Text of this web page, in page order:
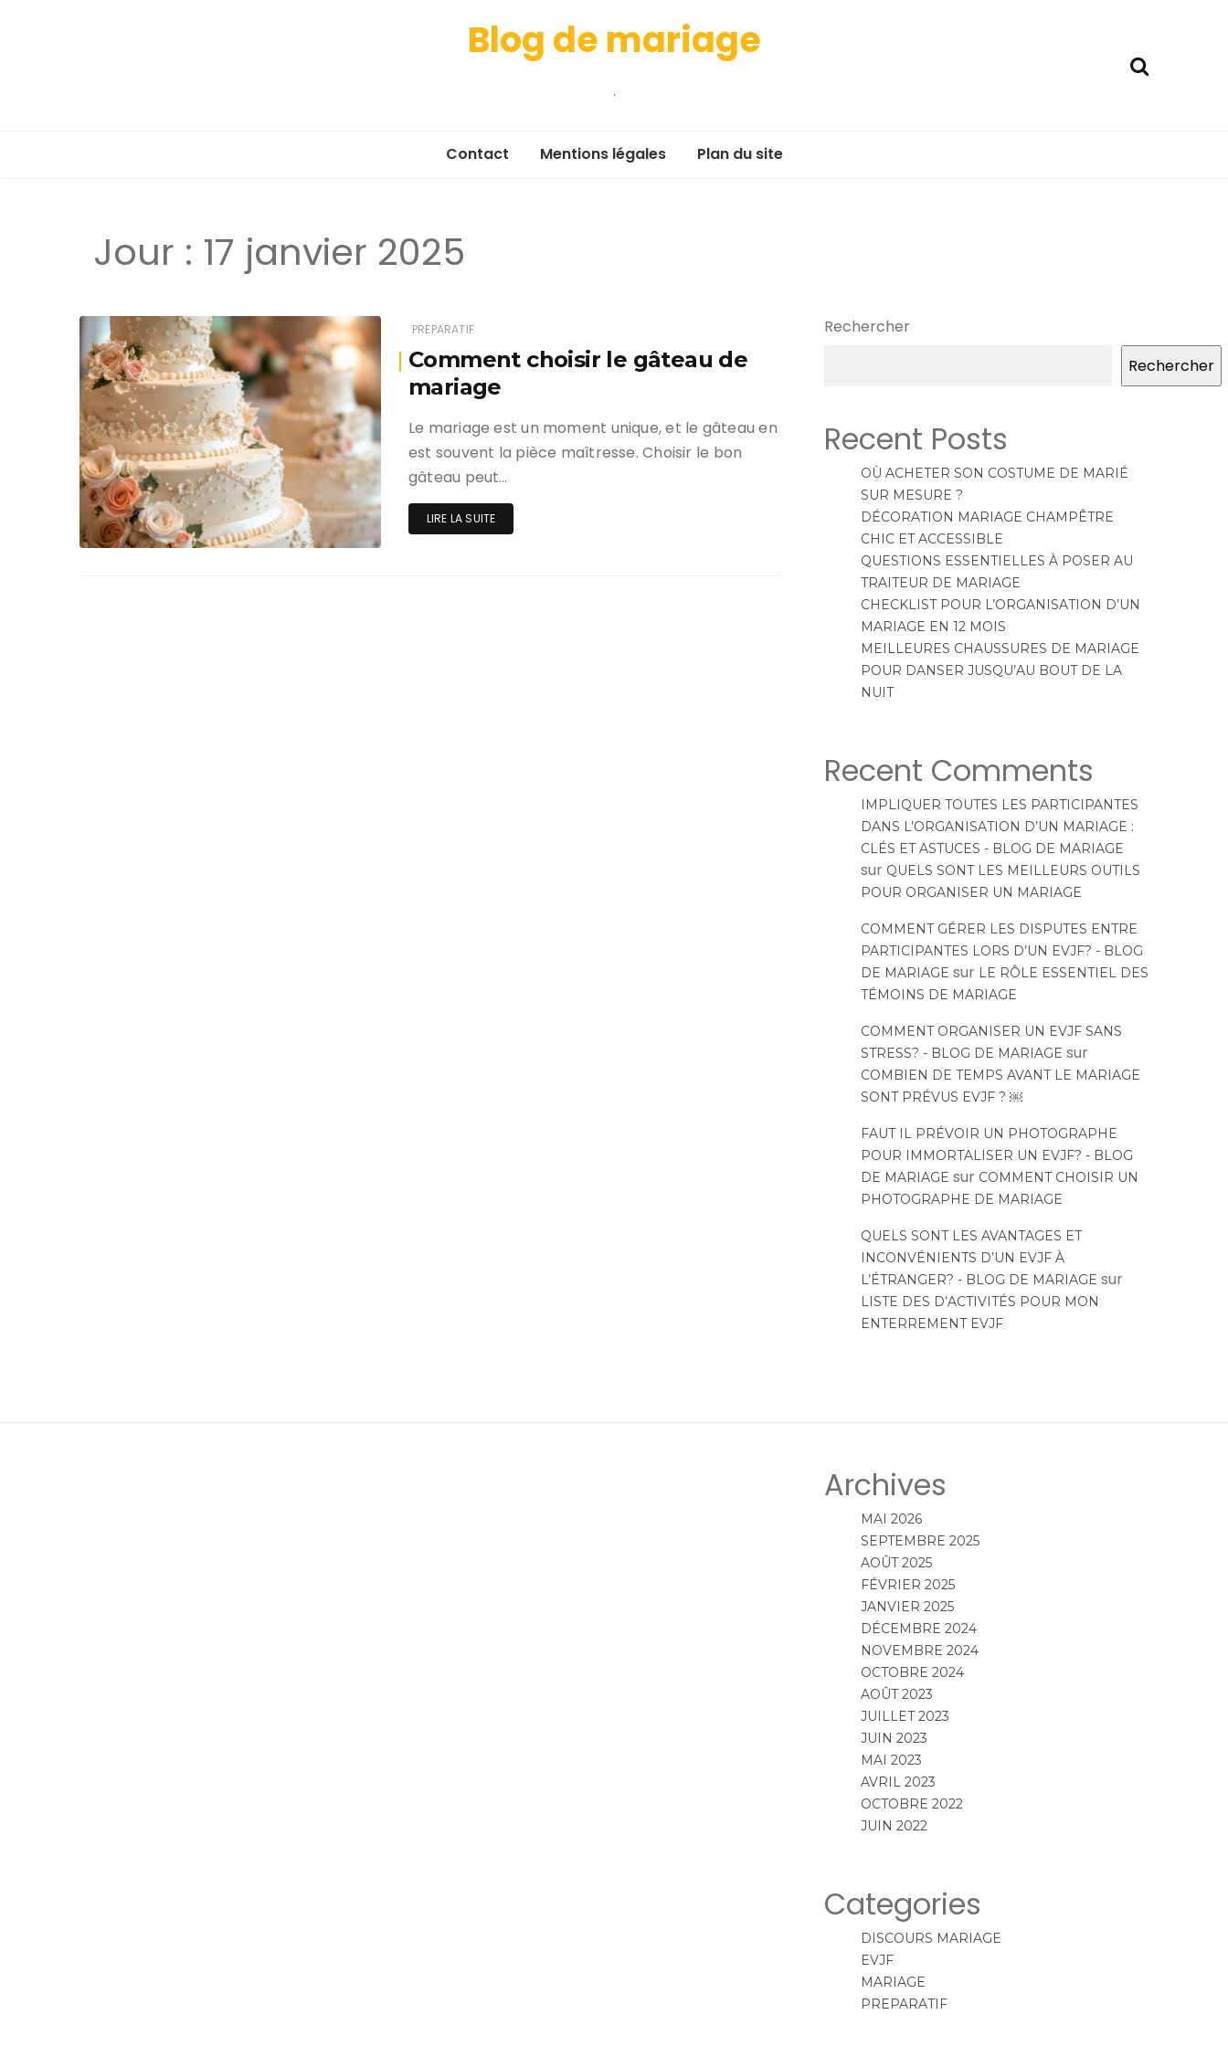
Blog de mariage
.
Contact Mentions légales Plan du site
Jour : 17 janvier 2025
PREPARATIF
Comment choisir le gâteau de
mariage
Le mariage est un moment unique, et le gâteau en
est souvent la pièce maîtresse. Choisir le bon
gâteau peut…
LIRE LA SUITE
Rechercher
Rechercher
Recent Posts
OÙ ACHETER SON COSTUME DE MARIÉ
SUR MESURE ?
DÉCORATION MARIAGE CHAMPÊTRE
CHIC ET ACCESSIBLE
QUESTIONS ESSENTIELLES À POSER AU
TRAITEUR DE MARIAGE
CHECKLIST POUR L’ORGANISATION D’UN
MARIAGE EN 12 MOIS
MEILLEURES CHAUSSURES DE MARIAGE
POUR DANSER JUSQU’AU BOUT DE LA
NUIT
Recent Comments
IMPLIQUER TOUTES LES PARTICIPANTES
DANS L’ORGANISATION D’UN MARIAGE :
CLÉS ET ASTUCES - BLOG DE MARIAGE
sur QUELS SONT LES MEILLEURS OUTILS
POUR ORGANISER UN MARIAGE
COMMENT GÉRER LES DISPUTES ENTRE
PARTICIPANTES LORS D’UN EVJF? - BLOG
DE MARIAGE sur LE RÔLE ESSENTIEL DES
TÉMOINS DE MARIAGE
COMMENT ORGANISER UN EVJF SANS
STRESS? - BLOG DE MARIAGE sur
COMBIEN DE TEMPS AVANT LE MARIAGE
SONT PRÉVUS EVJF ? ￼
FAUT IL PRÉVOIR UN PHOTOGRAPHE
POUR IMMORTALISER UN EVJF? - BLOG
DE MARIAGE sur COMMENT CHOISIR UN
PHOTOGRAPHE DE MARIAGE
QUELS SONT LES AVANTAGES ET
INCONVÉNIENTS D’UN EVJF À
L’ÉTRANGER? - BLOG DE MARIAGE sur
LISTE DES D’ACTIVITÉS POUR MON
ENTERREMENT EVJF
Archives
MAI 2026
SEPTEMBRE 2025
AOÛT 2025
FÉVRIER 2025
JANVIER 2025
DÉCEMBRE 2024
NOVEMBRE 2024
OCTOBRE 2024
AOÛT 2023
JUILLET 2023
JUIN 2023
MAI 2023
AVRIL 2023
OCTOBRE 2022
JUIN 2022
Categories
DISCOURS MARIAGE
EVJF
MARIAGE
PREPARATIF